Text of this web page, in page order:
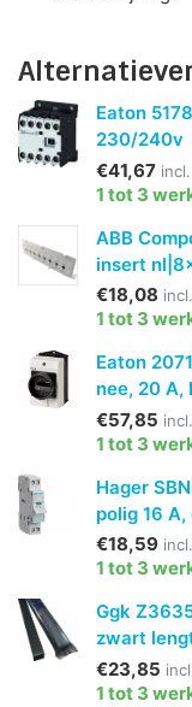
Eaton
230/240v
€41,67
1 tot 3
ABB
insert
€18,08
1 tot 3
Eaton
nee, 20 A,
€57,85
1 tot 3
Hager
polig 16 A,
€18,59
1 tot 3
Ggk
zwart
€23,85
1 tot 3